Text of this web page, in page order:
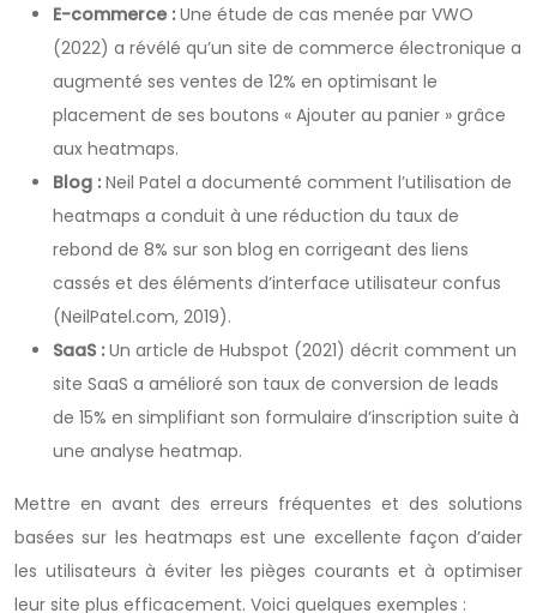
E-commerce : Une étude de cas menée par VWO
(2022) a révélé qu’un site de commerce électronique a
augmenté ses ventes de 12% en optimisant le
placement de ses boutons « Ajouter au panier » grâce
aux heatmaps.
Blog : Neil Patel a documenté comment l’utilisation de
heatmaps a conduit à une réduction du taux de
rebond de 8% sur son blog en corrigeant des liens
cassés et des éléments d’interface utilisateur confus
(NeilPatel.com, 2019).
SaaS : Un article de Hubspot (2021) décrit comment un
site SaaS a amélioré son taux de conversion de leads
de 15% en simplifiant son formulaire d’inscription suite à
une analyse heatmap.
Mettre en avant des erreurs fréquentes et des solutions
basées sur les heatmaps est une excellente façon d’aider
les utilisateurs à éviter les pièges courants et à optimiser
leur site plus efficacement. Voici quelques exemples :